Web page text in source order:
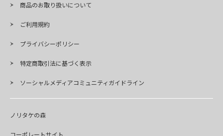
商品のお取り扱いについて
ご利用規約
プライバシーポリシー
特定商取引法に基づく表示
ソーシャルメディアコミュニティガイドライン
ノリタケの森